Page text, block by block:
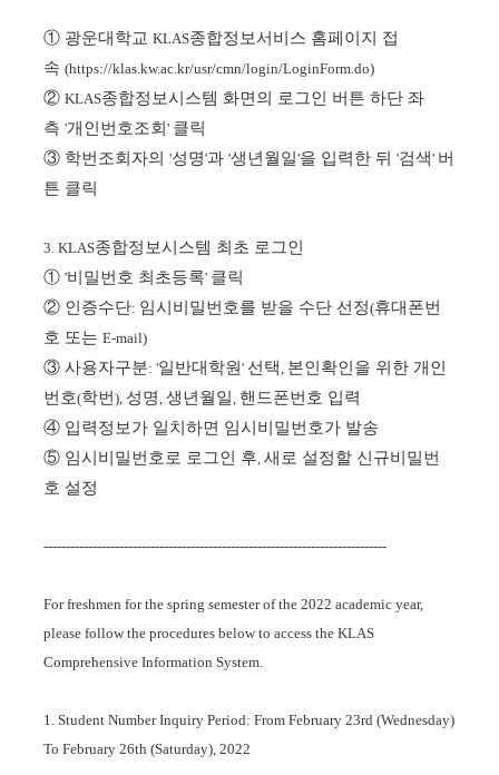
① 광운대학교 KLAS종합정보서비스 홈페이지 접
속 (https://klas.kw.ac.kr/usr/cmn/login/LoginForm.do)
② KLAS종합정보시스템 화면의 로그인 버튼 하단 좌
측 '개인번호조회 ' 클릭
③ 학번조회자의 '성명'과 '생년월일'을 입력한 뒤 '검색' 버
튼 클릭
3. KLAS종합정보시스템 최초 로그인
① '비밀번호 최초등록' 클릭
② 인증수단: 임시비밀번호를 받을 수단 선정(휴대폰번
호 또는 E-mail)
③ 사용자구분: '일반대학원 ' 선택, 본인확인을 위한 개인
번호(학번 ), 성명, 생년월일, 핸드폰번호 입력
④ 입력정보가 일치하면 임시비밀번호가 발송
⑤ 임시비밀번호로 로그인 후, 새로 설정할 신규비밀번
호 설정
-----------------------------------------------------------------------------
For freshmen for the spring semester of the 2022 academic year,
please follow the procedures below to access the KLAS
Comprehensive Information System.
1. Student Number Inquiry Period: From February 23rd (Wednesday)
To February 26th (Saturday), 2022